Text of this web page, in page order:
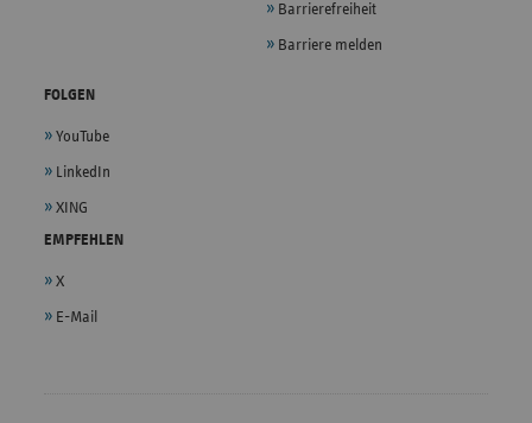
Barrierefreiheit
Barriere melden
FOLGEN
YouTube
LinkedIn
XING
EMPFEHLEN
X
E-Mail